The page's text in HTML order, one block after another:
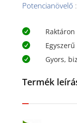
Potencianövelő
 Raktáron

 Gyors,
Termék